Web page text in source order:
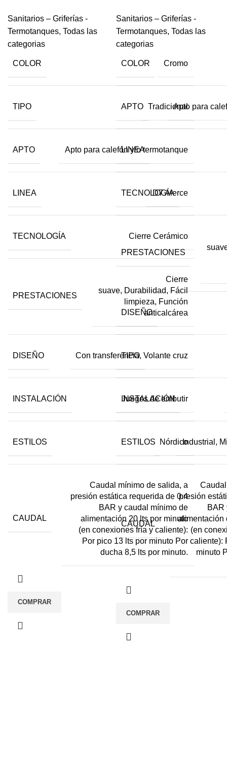
Sanitarios – Griferías -
Termotanques, Todas las
categorias
COLOR Cromo
TIPO Tradicional
APTO Apto para calefón y/o termotanque
LINEA D7 Alerce
TECNOLOGÍA Cierre Cerámico
PRESTACIONES
Cierre
suave, Durabilidad, Fácil
limpieza, Función
anticalcárea
DISEÑO Con transferencia, Volante cruz
INSTALACIÓN Juegos de embutir
ESTILOS Nórdico
CAUDAL
Caudal mínimo de salida, a
presión estática requerida de 0.4
BAR y caudal mínimo de
alimentación 20 lts por minuto
(en conexiones fría y caliente):
Por pico 13 lts por minuto Por
ducha 8,5 lts por minuto.
COMPRAR
Sanitarios – Griferías -
Termotanques, Todas las
categorias
COLOR
APTO Apto para
LINEA
TECNOLOGÍA
PRESTACIONES
DISEÑO
TIPO
INSTALACIÓN
ESTILOS Industrial,
CAUDAL
presión
BAR
alimentación
(en
caliente):
minuto
COMPRAR